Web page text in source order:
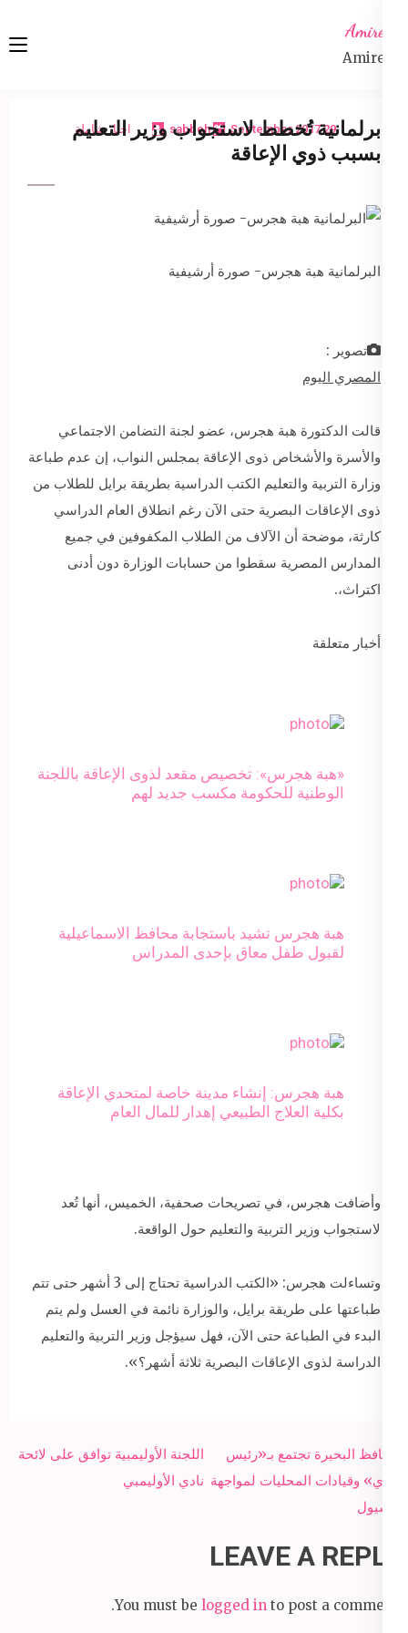
content
Amireta
Amireta
29 September 2017
sabbeh اخبار شاملة
برلمانية تُخطط لاستجواب وزير التعليم
بسبب ذوي الإعاقة
البرلمانية هبة هجرس- صورة أرشيفية
تصوير :
المصري اليوم
قالت الدكتورة هبة هجرس، عضو لجنة التضامن الاجتماعي
والأسرة والأشخاص ذوى الإعاقة بمجلس النواب، إن عدم طباعة
وزارة التربية والتعليم الكتب الدراسية بطريقة برايل للطلاب من
ذوى الإعاقات البصرية حتى الآن رغم انطلاق العام الدراسي
كارثة، موضحة أن الآلاف من الطلاب المكفوفين في جميع
المدارس المصرية سقطوا من حسابات الوزارة دون أدنى
اكتراث،.
أخبار متعلقة
«هبة هجرس»: تخصيص مقعد لذوى الإعاقة باللجنة
الوطنية للحكومة مكسب جديد لهم
هبة هجرس تشيد باستجابة محافظ الاسماعيلية
لقبول طفل معاق بإحدى المدراس
هبة هجرس: إنشاء مدينة خاصة لمتحدي الإعاقة
بكلية العلاج الطبيعي إهدار للمال العام
وأضافت هجرس، في تصريحات صحفية، الخميس، أنها تُعد
لاستجواب وزير التربية والتعليم حول الواقعة.
وتساءلت هجرس: «الكتب الدراسية تحتاج إلى 3 أشهر حتى تتم
طباعتها على طريقة برايل، والوزارة نائمة في العسل ولم يتم
البدء في الطباعة حتى الآن، فهل سيؤجل وزير التربية والتعليم
الدراسة لذوى الإعاقات البصرية ثلاثة أشهر؟».
Post
navigation
اللجنة الأوليمبية توافق على لائحة
نادي الأوليمبي
محافظ البحيرة تجتمع بـ«رئيس
الري» وقيادات المحليات لمواجهة
السيول
LEAVE A REPLY
You must be logged in to post a comment.